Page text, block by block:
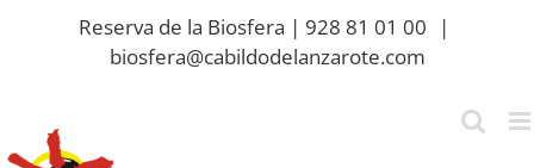
Reserva de la Biosfera | 928 81 01 00
|
biosfera@cabildodelanzarote.com